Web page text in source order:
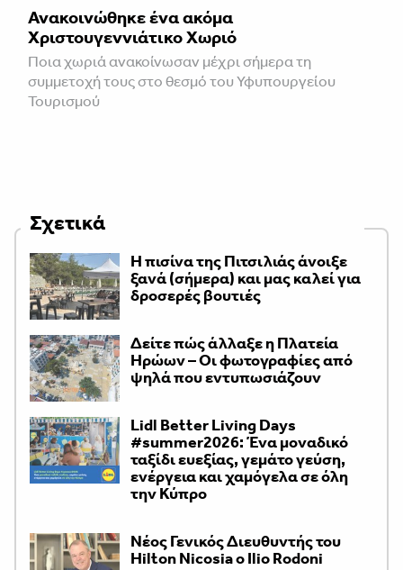
Ανακοινώθηκε ένα ακόμα
Χριστουγεννιάτικο Χωριό
Ποια χωριά ανακοίνωσαν μέχρι σήμερα τη
συμμετοχή τους στο θεσμό του Υφυπουργείου
Τουρισμού
Σχετικά
Η πισίνα της Πιτσιλιάς άνοιξε
ξανά (σήμερα) και μας καλεί για
δροσερές βουτιές
Δείτε πώς άλλαξε η Πλατεία
Ηρώων – Οι φωτογραφίες από
ψηλά που εντυπωσιάζουν
Lidl Better Living Days
#summer2026: Ένα μοναδικό
ταξίδι ευεξίας, γεμάτο γεύση,
ενέργεια και χαμόγελα σε όλη
την Κύπρο
Νέος Γενικός Διευθυντής του
Hilton Nicosia ο Ilio Rodoni